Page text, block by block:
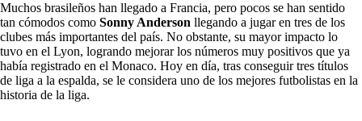
Muchos brasileños han llegado a Francia, pero pocos se han sentido
tan cómodos como Sonny Anderson llegando a jugar en tres de los
clubes más importantes del país. No obstante, su mayor impacto lo
tuvo en el Lyon, logrando mejorar los números muy positivos que ya
había registrado en el Monaco. Hoy en día, tras conseguir tres títulos
de liga a la espalda, se le considera uno de los mejores futbolistas en la
historia de la liga.